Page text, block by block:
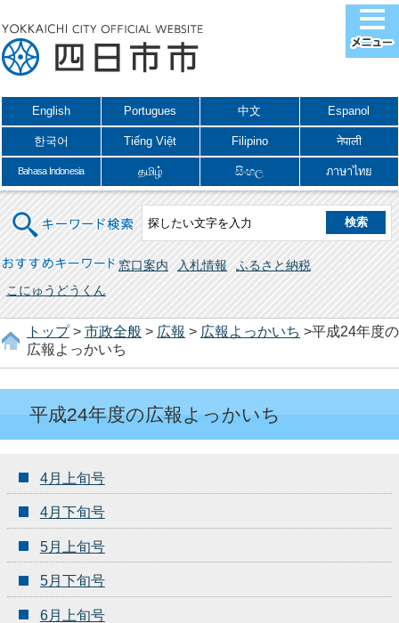
English Portugues 中文 Espanol
한국어 Tiếng Việt Filipino नेपाली
Bahasa Indonesia தமிழ் සිංහල ภาษาไทย
キーワード検索
おすすめキーワード 窓口案内 入札情報
ふるさと納税
こにゅうどうくん
トップ> 市政全般 > 広報 > 広報よっかいち >平成24年度の
広報よっかいち
平成24年度の広報よっかいち
4月上旬号
4月下旬号
5月上旬号
5月下旬号
6月上旬号